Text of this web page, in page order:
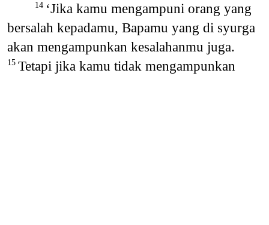
14 ‘Jika kamu mengampuni orang yang
bersalah kepadamu, Bapamu yang di syurga
akan mengampunkan kesalahanmu juga.
15 Tetapi jika kamu tidak mengampunkan